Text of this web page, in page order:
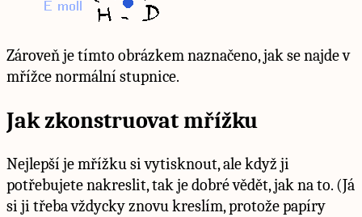
Zároveň je tímto obrázkem naznačeno, jak se najde v
mřížce normální stupnice.
Jak zkonstruovat mřížku
Nejlepší je mřížku si vytisknout, ale když ji
potřebujete nakreslit, tak je dobré vědět, jak na to. (Já
si ji třeba vždycky znovu kreslím, protože papíry